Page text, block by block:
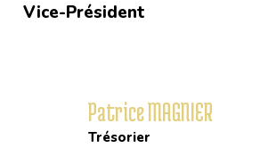
Vice-Président
Patrice MAGNIER
Trésorier